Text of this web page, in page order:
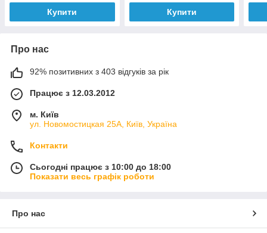
Купити Купити
Про нас
92% позитивних з 403 відгуків за рік
Працює з 12.03.2012
м. Київ
ул. Новомостицкая 25А, Київ, Україна
Контакти
Сьогодні працює з 10:00 до 18:00
Показати весь графік роботи
Про нас